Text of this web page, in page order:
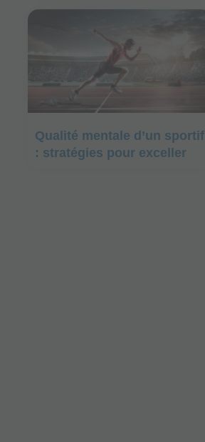
Qualité mentale d’un sportif
: stratégies pour exceller